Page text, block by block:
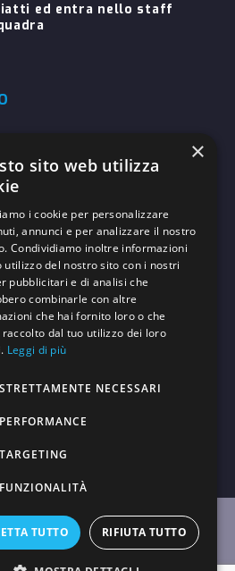
ed entra nello staff
QUARRATA S.S.D.A.R.L. -Privacy Policy
×
sito web utilizza
i cookie per personalizzare
annunci e per analizzare il nostro
Condividiamo inoltre informazioni
utilizzo del nostro sito con i nostri
pubblicitari e di analisi che
combinarle con altre
che hai fornito loro o che
raccolto dal tuo utilizzo dei loro
Leggi di più
STRETTAMENTE NECESSARI
PERFORMANCE
TARGETING
FUNZIONALITÀ
TUTTO RIFIUTA TUTTO